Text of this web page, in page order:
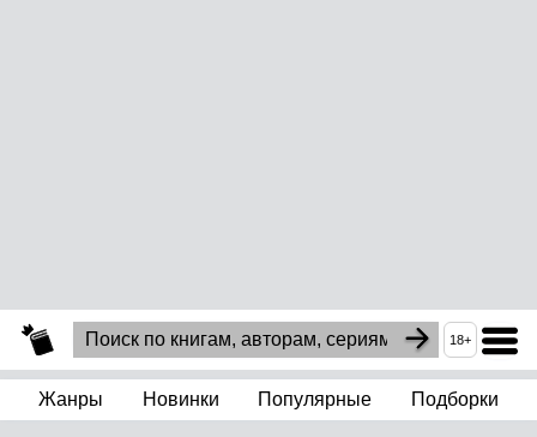
18+
Жанры Новинки Популярные Подборки